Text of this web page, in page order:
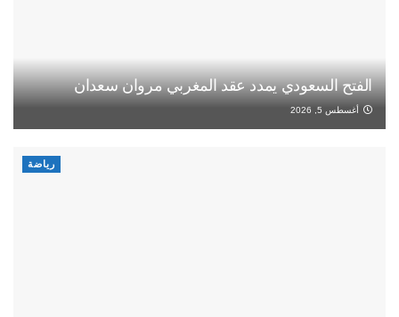
الفتح السعودي يمدد عقد المغربي مروان سعدان
أغسطس 5, 2026
رياضة